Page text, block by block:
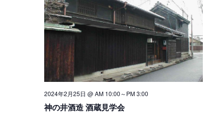
2024年2月25日 @ AM 10:00～PM 3:00
神の井酒造 酒蔵見学会